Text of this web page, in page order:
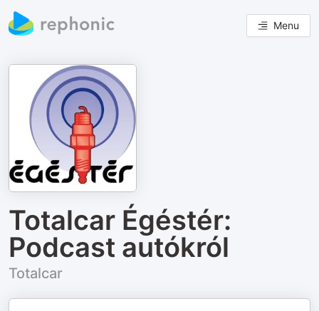
Menu
Totalcar Égéstér:
Podcast autókról
Totalcar